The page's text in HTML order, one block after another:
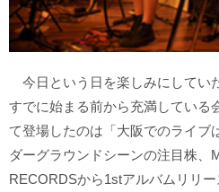
今日という日を楽しみにしてい
すでに始まる前から充満している
て登場したのは「大阪でのライブ
ダーグラウンドシーンの注目株、
RECORDSから1stアルバムリリ